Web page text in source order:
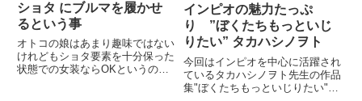
ショタ にブルマを履かせ
るという事
オトコの娘はあまり趣味ではない
けれどもショタ要素を十分保った
状態での女装ならOKというのは
インピオの魅力たっぷ
り ”ぼくたちもっといじ
りたい” タカハシノヲト
今回はインピオを中心に活躍され
ているタカハシノヲト先生の作品
集"ぼくたちもっといじりたい"を